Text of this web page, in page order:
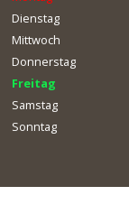
Dienstag
Mittwoch
Donnerstag
Freitag
Samstag
Sonntag